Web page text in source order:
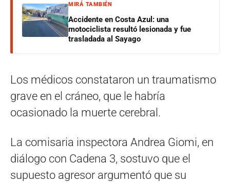
MIRÁ TAMBIÉN
Accidente en Costa Azul: una
motociclista resultó lesionada y fue
trasladada al Sayago
Los médicos constataron un traumatismo
grave en el cráneo, que le habría
ocasionado la muerte cerebral.
La comisaria inspectora Andrea Giomi, en
diálogo con Cadena 3, sostuvo que el
supuesto agresor argumentó que su